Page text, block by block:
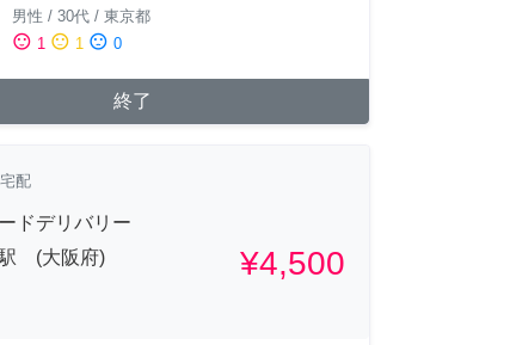
男性 / 30代/ 東京都
sentiment_satisfied 1 sentiment_neutral 1 sentiment_dissatisfied 0
終了
配
ドデリバリー
(大阪府)
¥4,500